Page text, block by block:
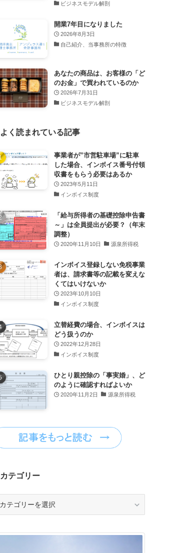
ビジネスモデル解剖
開業7年目になりました
2026年8月3日
自己紹介、当事務所の特徴
あなたの商品は、お客様の「ど
のお金」で買われているのか
2026年7月31日
ビジネスモデル解剖
よく読まれている記事
事業者が”市営駐車場”に駐車
した場合、インボイス番号付領
収書をもらう必要はあるか
2023年5月11日
インボイス制度
「給与所得者の基礎控除申告書
～」は全員提出が必要？（年末
調整）
2020年11月10日 源泉所得税
インボイス登録しない免税事業
者は、請求書等の記載を変えな
くてはいけないか
2023年10月10日
インボイス制度
立替経費の場合、インボイスは
どう扱うのか
2022年12月28日
インボイス制度
ひとり親控除の「事実婚」、ど
のように確認すればよいか
2020年11月2日 源泉所得税
カテゴリー